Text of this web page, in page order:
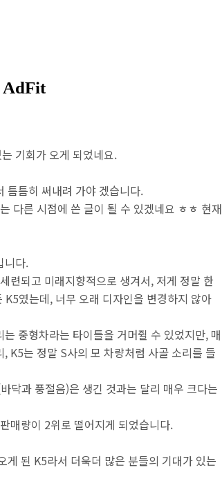
기회가 오게 되었네요.
틈틈히 써내려 가야 겠습니다.
다른 시점에 쓴 글이 될 수 있겠네요 ㅎㅎ 현재
니다.
련되고 미래지향적으로 생겨서, 저게 정말 한
였는데, 너무 오래 디자인을 변경하지 않아
중형차라는 타이틀을 거머쥘 수 있었지만, 매
K5는 정말 S사의 모 차량처럼 사골 소리를 들
닥과 풍절음)은 생긴 것과는 달리 매우 크다는
매량이 2위로 떨어지게 되었습니다.
된 K5라서 더욱더 많은 분들의 기대가 있는